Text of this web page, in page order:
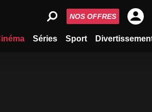
Séries Sport
NOS OFFRES